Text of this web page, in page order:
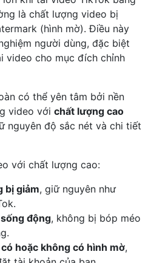
là chất lượng video bị
(hình mờ). Điều này
người dùng, đặc biệt
video cho mục đích chỉnh
có thể yên tâm bởi nền
video với chất lượng cao
nguyên độ sắc nét và chi tiết
với chất lượng cao:
bị giảm, giữ nguyên như
động, không bị bóp méo
hoặc không có hình mờ,